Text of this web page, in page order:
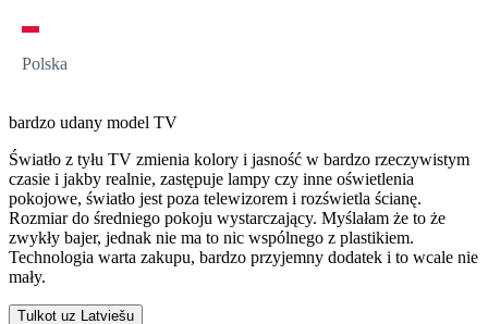
Polska
bardzo udany model TV
Światło z tyłu TV zmienia kolory i jasność w bardzo rzeczywistym
czasie i jakby realnie, zastępuje lampy czy inne oświetlenia
pokojowe, światło jest poza telewizorem i rozświetla ścianę.
Rozmiar do średniego pokoju wystarczający. Myślałam że to że
zwykły bajer, jednak nie ma to nic wspólnego z plastikiem.
Technologia warta zakupu, bardzo przyjemny dodatek i to wcale nie
mały.
Tulkot uz Latviešu